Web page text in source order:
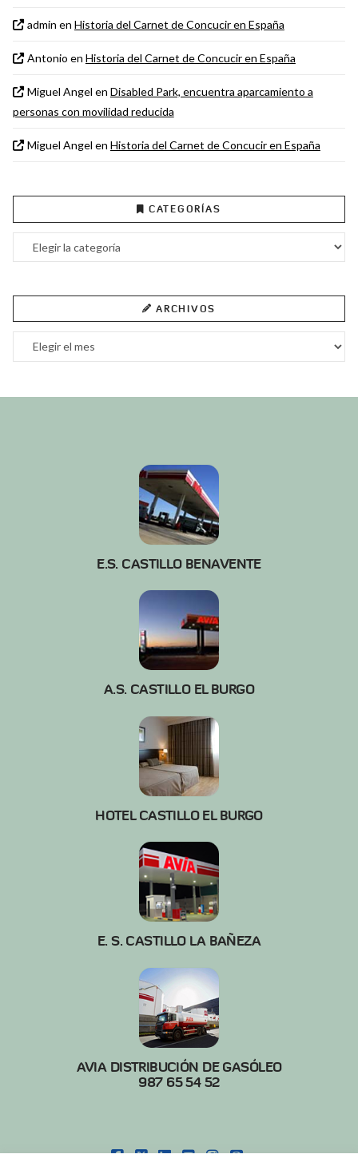
admin en Historia del Carnet de Concucir en España
Antonio en Historia del Carnet de Concucir en España
Miguel Angel en Disabled Park, encuentra aparcamiento a
personas con movilidad reducida
Miguel Angel en Historia del Carnet de Concucir en España
CATEGORÍAS
Categorías
ARCHIVOS
Archivos
E.S. CASTILLO BENAVENTE
A.S. CASTILLO EL BURGO
HOTEL CASTILLO EL BURGO
E. S. CASTILLO LA BAÑEZA
AVIA DISTRIBUCIÓN DE GASÓLEO
987 65 54 52